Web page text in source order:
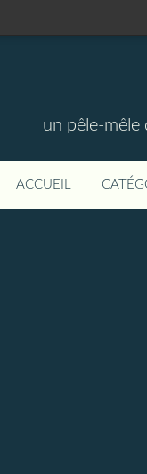
un pêle-mêle
ACCUEIL